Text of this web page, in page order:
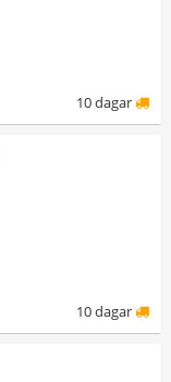
10 dagar
10 dagar